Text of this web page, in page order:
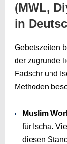
(MWL,
in
Gebetszeiten
der zugrunde
Fadschr und
Methoden
Muslim
für Ischa.
diesen